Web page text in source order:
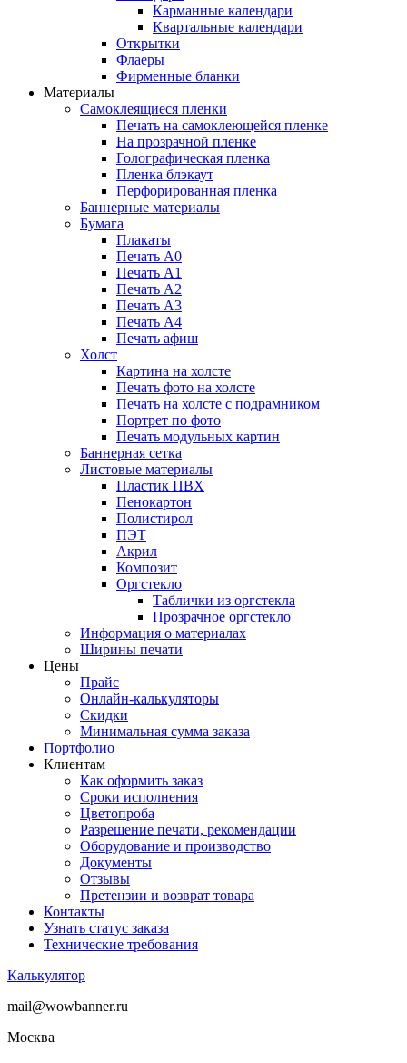
Карманные календари
Квартальные календари
Открытки
Флаеры
Фирменные бланки
Материалы
Самоклеящиеся пленки
Печать на самоклеющейся пленке
На прозрачной пленке
Голографическая пленка
Пленка блэкаут
Перфорированная пленка
Баннерные материалы
Бумага
Плакаты
Печать А0
Печать А1
Печать А2
Печать А3
Печать А4
Печать афиш
Холст
Картина на холсте
Печать фото на холсте
Печать на холсте с подрамником
Портрет по фото
Печать модульных картин
Баннерная сетка
Листовые материалы
Пластик ПВХ
Пенокартон
Полистирол
ПЭТ
Акрил
Композит
Оргстекло
Таблички из оргстекла
Прозрачное оргстекло
Информация о материалах
Ширины печати
Цены
Прайс
Онлайн-калькуляторы
Скидки
Минимальная сумма заказа
Портфолио
Клиентам
Как оформить заказ
Сроки исполнения
Цветопроба
Разрешение печати, рекомендации
Оборудование и производство
Документы
Отзывы
Претензии и возврат товара
Контакты
Узнать статус заказа
Технические требования
Калькулятор
mail@wowbanner.ru
Москва